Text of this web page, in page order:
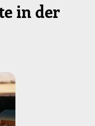
in der